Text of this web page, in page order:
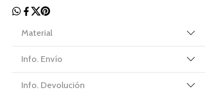
Material
Info. Envío
Info. Devolución